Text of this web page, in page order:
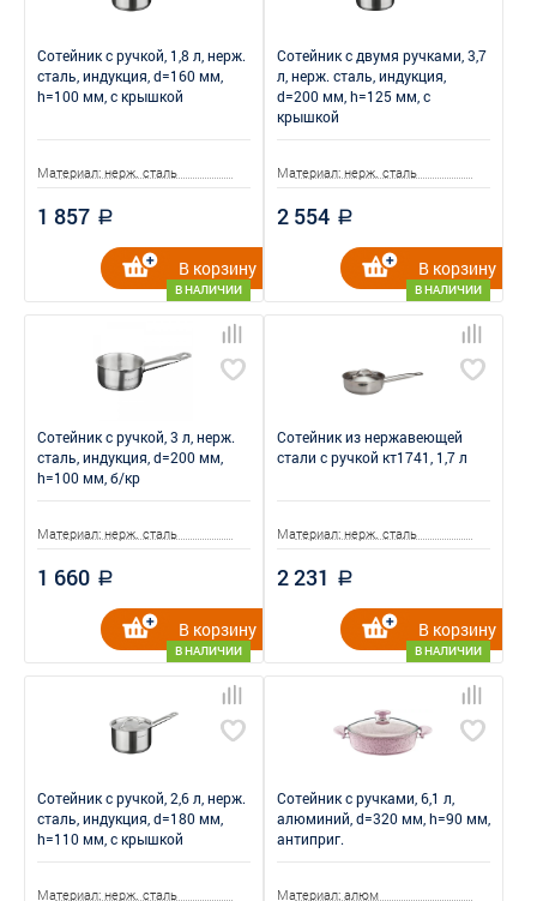
Сотейник с ручкой, 1,8 л, нерж.
сталь, индукция, d=160 мм,
h=100 мм, с крышкой
Материал: нерж. сталь
1 857 a
В НАЛИЧИИ
В корзину
Сотейник с двумя ручками, 3,7
л, нерж. сталь, индукция,
d=200 мм, h=125 мм, с
крышкой
Материал: нерж. сталь
2 554 a
В НАЛИЧИИ
В корзину
Сотейник с ручкой, 3 л, нерж.
сталь, индукция, d=200 мм,
h=100 мм, б/кр
Материал: нерж. сталь
1 660 a
В НАЛИЧИИ
В корзину
Сотейник из нержавеющей
стали с ручкой кт1741, 1,7 л
Материал: нерж. сталь
2 231 a
В НАЛИЧИИ
В корзину
Сотейник с ручкой, 2,6 л, нерж.
сталь, индукция, d=180 мм,
h=110 мм, с крышкой
Материал: нерж. сталь
Сотейник с ручками, 6,1 л,
алюминий, d=320 мм, h=90 мм,
антиприг.
Материал: алюм